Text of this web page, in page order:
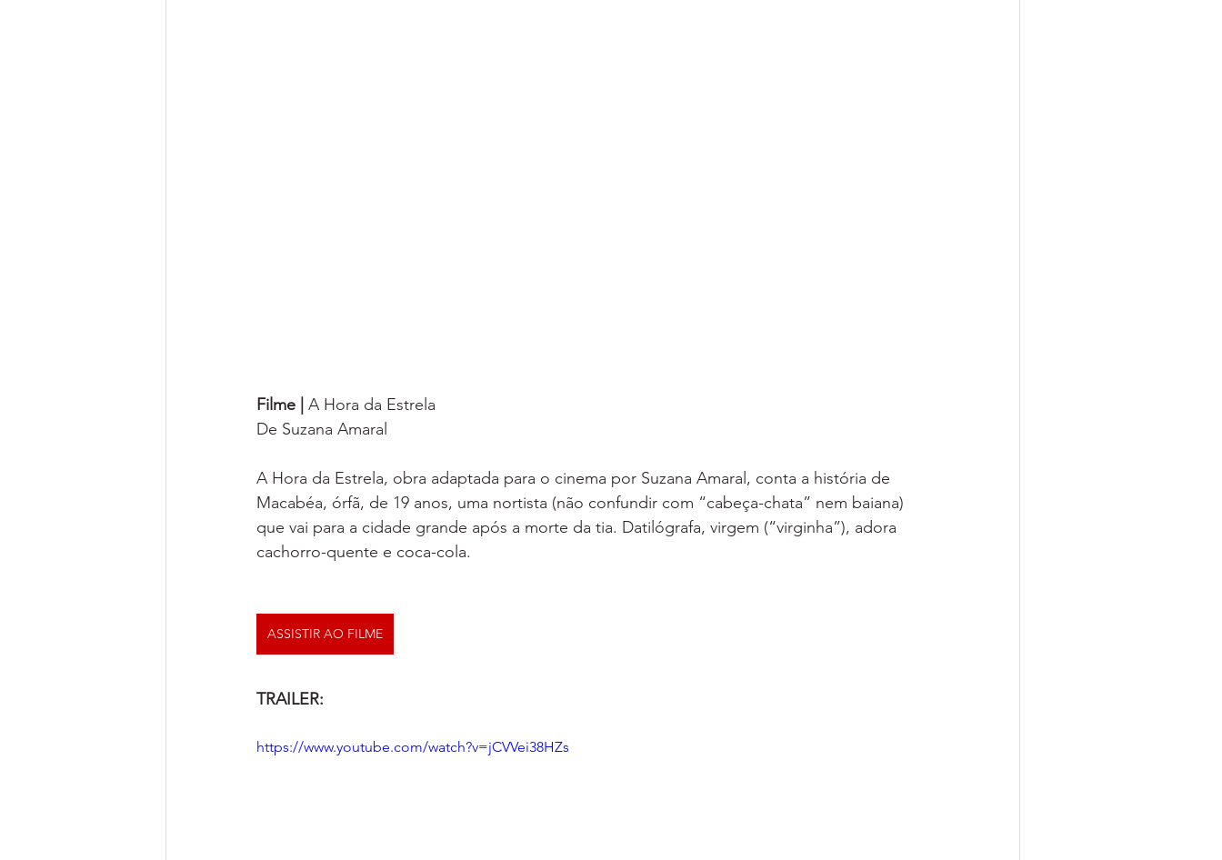
Filme | A Hora da Estrela
De Suzana Amaral
A Hora da Estrela, obra adaptada para o cinema por Suzana Amaral, conta a história de
Macabéa, órfã, de 19 anos, uma nortista (não confundir com “cabeça-chata” nem baiana)
que vai para a cidade grande após a morte da tia. Datilógrafa, virgem (“virginha”), adora
cachorro-quente e coca-cola.
ASSISTIR AO FILME
TRAILER:
https://www.youtube.com/watch?v=jCVVei38HZs